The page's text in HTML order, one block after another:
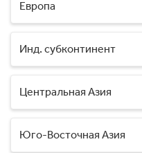
Европа
Инд. субконтинент
Центральная Азия
Юго-Восточная Азия